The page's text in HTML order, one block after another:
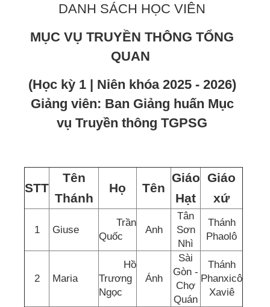
DANH SÁCH HỌC VIÊN
MỤC VỤ TRUYỀN THÔNG TỔNG
QUAN
(Học kỳ 1 | Niên khóa 2025 - 2026)
Giảng viên: Ban Giảng huấn Mục
vụ Truyền thông TGPSG
STT
Tên
Thánh
Họ Tên
Giáo
Hạt
Giáo
xứ
1 Giuse
Trần
Quốc
Anh
Tân
Sơn
Nhì
Thánh
Phaolô
2 Maria
Hồ
Trương
Ngọc
Ánh
Sài
Gòn -
Chợ
Quán
Thánh
Phanxicô
Xaviê